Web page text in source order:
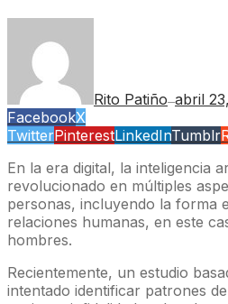
Rito Patiño—abril
FacebookX
TwitterPinterestLinkedInTumblr
En la era digital, la inteligencia
revolucionado en múltiples
personas, incluyendo la forma
relaciones humanas, en este
hombres.
Recientemente, un estudio
intentado identificar patrones